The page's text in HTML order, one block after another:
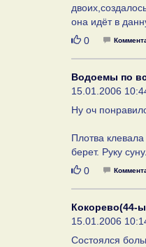
она идёт в
Нравится
0
Водоемы по
15.01.2006
Ну оч
Плотва
берет. Руку
Нравится
0
Кокорево(44-
15.01.2006
Cостоялся